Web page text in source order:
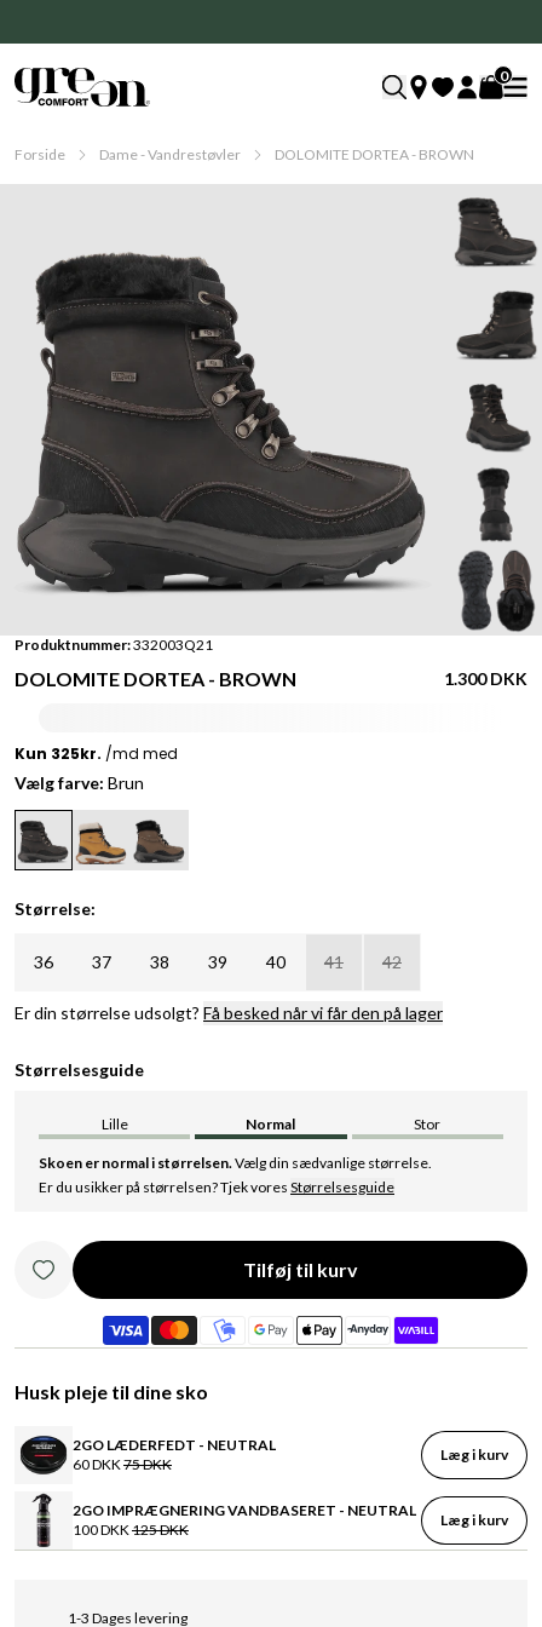
0
Forside Dame - Vandrestøvler DOLOMITE DORTEA - BROWN
Produktnummer:332003Q21
DOLOMITE DORTEA - BROWN 1.300 DKK
Vælg farve: Brun
Størrelse:
36 37 38 39 40 41 42
Er din størrelse udsolgt? Få besked når vi får den på lager
Størrelsesguide
Lille Normal Stor
Skoen er normal i størrelsen.Vælg din sædvanlige størrelse.
Er du usikker på størrelsen? Tjek vores Størrelsesguide
Tilføj til kurv
Husk pleje til dine sko
2GO LÆDERFEDT - NEUTRAL
60 DKK75 DKK
Læg i kurv
2GO IMPRÆGNERING VANDBASERET - NEUTRAL
100 DKK125 DKK
Læg i kurv
1-3 Dages levering